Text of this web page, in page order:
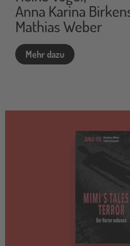
Anna Karina
Mathias Weber
Mehr dazu